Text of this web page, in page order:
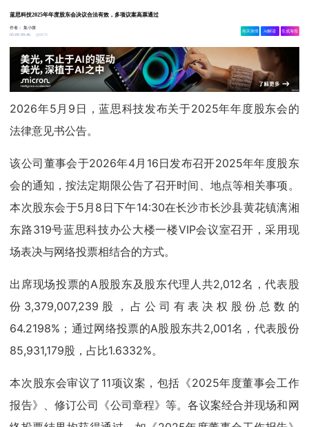
蓝思科技2025年年度股东会决议合法有效，多项议案高票通过
作者：集小微
05-09 09:46
9676
相关舆情 AI解读 生成海报
2026年5月9日，蓝思科技发布关于2025年年度股东会的
法律意见书公告。
该公司董事会于2026年4月16日发布召开2025年年度股东
会的通知，按法定期限公告了召开时间、地点等相关事项。
本次股东会于5月8日下午14:30在长沙市长沙县黄花镇漓湘
东路319号蓝思科技办公大楼一楼VIP会议室召开，采用现
场表决与网络投票相结合的方式。
出席现场投票的A股股东及股东代理人共2,012名，代表股
份3,379,007,239股，占公司有表决权股份总数的
64.2198%；通过网络投票的A股股东共2,001名，代表股份
85,931,179股，占比1.6332%。
本次股东会审议了11项议案，包括《2025年度董事会工作
报告》、修订公司《公司章程》等。各议案经合并现场和网